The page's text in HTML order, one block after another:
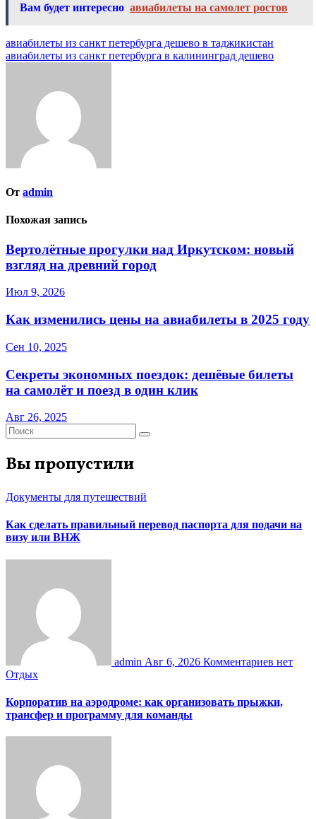
Вам будет интересно авиабилеты на самолет ростов
Навигация
по
авиабилеты из санкт петербурга дешево в таджикистан
авиабилеты из санкт петербурга в калининград дешево
От admin
Похожая запись
Вертолётные прогулки над Иркутском: новый
взгляд на древний город
Июл 9, 2026
Как изменились цены на авиабилеты в 2025 году
Сен 10, 2025
Секреты экономных поездок: дешёвые билеты
на самолёт и поезд в один клик
Авг 26, 2025
Вы пропустили
Документы для путешествий
Как сделать правильный перевод паспорта для подачи на
визу или ВНЖ
admin Авг 6, 2026 Комментариев нет
Отдых
Корпоратив на аэродроме: как организовать прыжки,
трансфер и программу для команды